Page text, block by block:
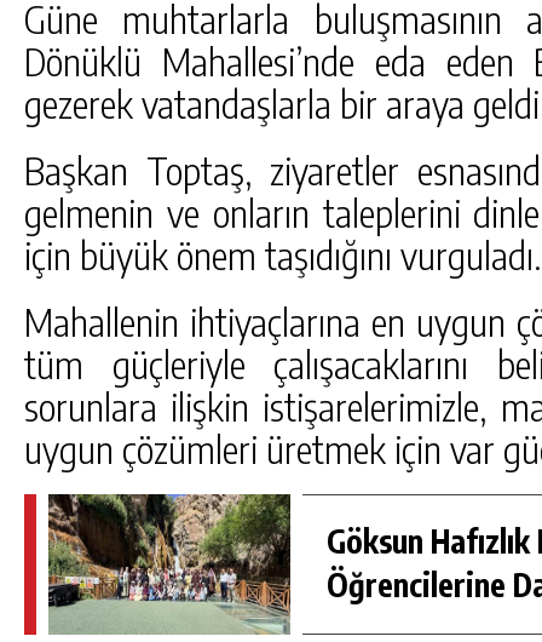
Güne muhtarlarla buluşmasının
Dönüklü Mahallesi’nde eda
gezerek vatandaşlarla bir araya
Başkan Toptaş, ziyaretler
gelmenin ve onların taleplerini
için büyük önem taşıdığını vurguladı.
Mahallenin ihtiyaçlarına en uygun
tüm güçleriyle çalışacaklarını
sorunlara ilişkin istişarelerimizle,
uygun çözümleri üretmek için var
Göksun Hafızlık
Öğrencilerine